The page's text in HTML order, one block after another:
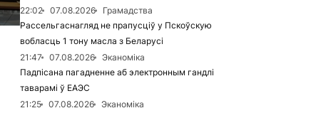
22:02
07.08.2026
Грамадства
Рассельгаснагляд не прапусціў у Пскоўскую
вобласць 1 тону масла з Беларусі
21:47
07.08.2026
Эканоміка
Падпісана пагадненне аб электронным гандлі
таварамі ў ЕАЭС
21:25
07.08.2026
Эканоміка